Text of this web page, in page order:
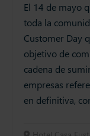
El 14 de mayo
toda la
Customer Day
objetivo de
cadena de
empresas
en definitiva,